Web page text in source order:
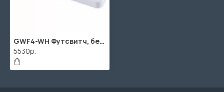
GWF4-WH Футсвитч, белый, GTRS
5530р.